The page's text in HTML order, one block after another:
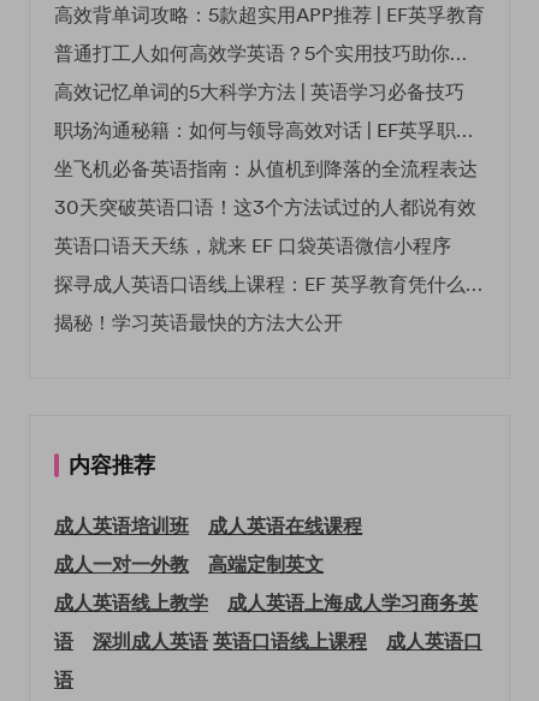
高效背单词攻略：5款超实用APP推荐 | EF英孚教育
普通打工人如何高效学英语？5个实用技巧助你突破职场瓶颈
高效记忆单词的5大科学方法 | 英语学习必备技巧
职场沟通秘籍：如何与领导高效对话 | EF英孚职场指南
坐飞机必备英语指南：从值机到降落的全流程表达
30天突破英语口语！这3个方法试过的人都说有效
英语口语天天练，就来 EF 口袋英语微信小程序
探寻成人英语口语线上课程：EF 英孚教育凭什么领航
揭秘！学习英语最快的方法大公开
内容推荐
成人英语培训班
成人英语在线课程
成人一对一外教
高端定制英文
成人英语线上教学
成人英语上海成人学习商务英
语
深圳成人英语英语口语线上课程
成人英语口
语